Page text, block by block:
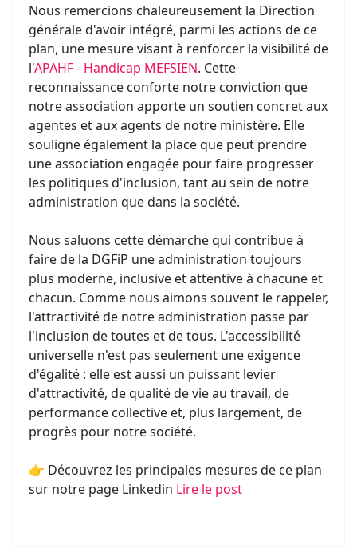
Nous remercions chaleureusement la Direction
générale d'avoir intégré, parmi les actions de ce
plan, une mesure visant à renforcer la visibilité de
l'APAHF - Handicap MEFSIEN. Cette
reconnaissance conforte notre conviction que
notre association apporte un soutien concret aux
agentes et aux agents de notre ministère. Elle
souligne également la place que peut prendre
une association engagée pour faire progresser
les politiques d'inclusion, tant au sein de notre
administration que dans la société.
Nous saluons cette démarche qui contribue à
faire de la DGFiP une administration toujours
plus moderne, inclusive et attentive à chacune et
chacun. Comme nous aimons souvent le rappeler,
l'attractivité de notre administration passe par
l'inclusion de toutes et de tous. L'accessibilité
universelle n'est pas seulement une exigence
d'égalité : elle est aussi un puissant levier
d'attractivité, de qualité de vie au travail, de
performance collective et, plus largement, de
progrès pour notre société.
👉 Découvrez les principales mesures de ce plan
sur notre page Linkedin Lire le post